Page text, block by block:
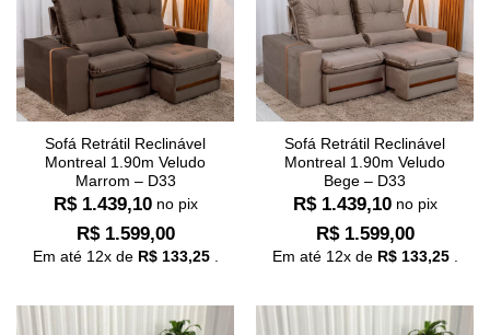
Sofá Retrátil Reclinável
Montreal 1.90m Veludo
Marrom – D33
R$1.439,10 no pix
R$1.599,00
Em até 12x de R$133,25.
Sofá Retrátil Reclinável
Montreal 1.90m Veludo
Bege – D33
R$1.439,10 no pix
R$1.599,00
Em até 12x de R$133,25.